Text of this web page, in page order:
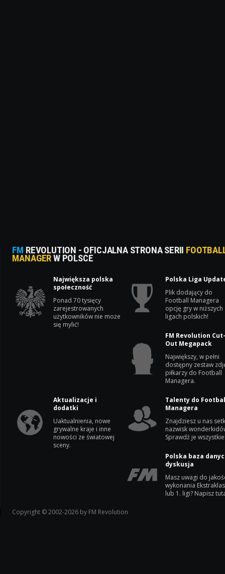
FM REVOLUTION - OFICJALNA STRONA SERII
MANAGERW POLSCE
Największa polska
społeczność
Ponad 70 tysięcy
zarejestrowanych
użytkowników nie może
się mylić!
Polska Liga
Plik dodający do
Football Managera
opcję gry w niższych
ligach polskich!
FM Revolution
Out Megapack
Największy, w pełni
dostępny zestaw
piłkarzy do Football
Managera.
Aktualizacje i
dodatki
Uaktualnienia, nowe
grywalne kraje i inne
nowości ze światowej
sceny.
Talenty do
Managera
Znajdziesz u nas
nazwisk
Sprawdź je
Polska baza
dyskusja
Masz uwagi do
wykonania
lub 1. ligi? Napisz
Copyright © 2002-2026 by FM Revolution